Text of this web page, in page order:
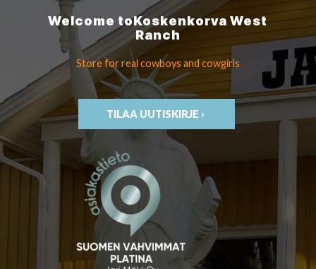
Welcome toKoskenkorvaWest
Ranch
Store for real cowboys and cowgirls
TILAA UUTISKIRJE ›